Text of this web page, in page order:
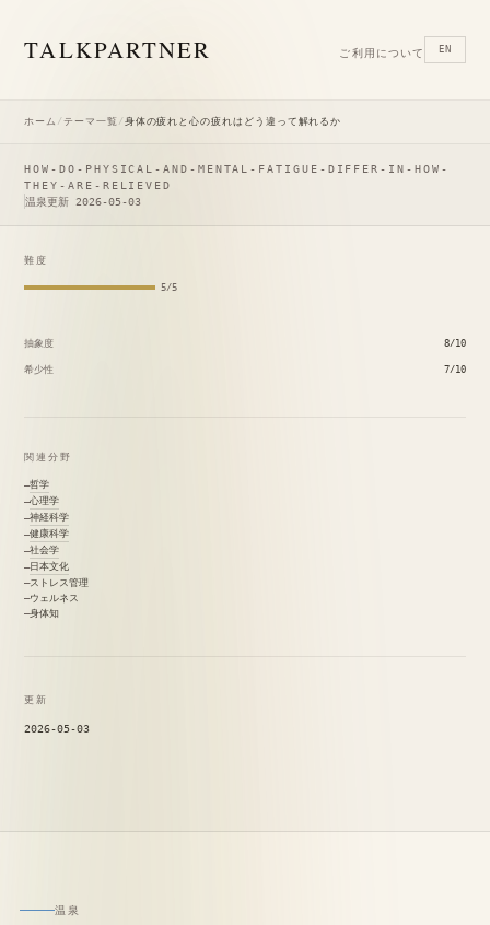
TALKPARTNER ご利用について EN
ホーム /テーマ一覧 /身体の疲れと心の疲れはどう違って解れるか
HOW-DO-PHYSICAL-AND-MENTAL-FATIGUE-DIFFER-IN-HOW-
THEY-ARE-RELIEVED
温泉更新 2026-05-03
難度
5/5
抽象度 8/10
希少性 7/10
関連分野
哲学
心理学
神経科学
健康科学
社会学
日本文化
ストレス管理
ウェルネス
身体知
更新
2026-05-03
温泉